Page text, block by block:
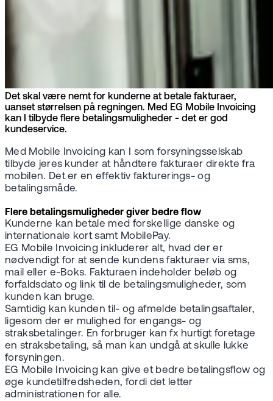
Det skal være nemt for kunderne at betale fakturaer,
uanset størrelsen på regningen. Med EG Mobile Invoicing
kan I tilbyde flere betalingsmuligheder - det er god
kundeservice.
Med Mobile Invoicing kan I som forsyningsselskab
tilbyde jeres kunder at håndtere fakturaer direkte fra
mobilen. Det er en effektiv fakturerings- og
betalingsmåde.
Flere betalingsmuligheder giver bedre flow
Kunderne kan betale med forskellige danske og
internationale kort samt MobilePay.
EG Mobile Invoicing inkluderer alt, hvad der er
nødvendigt for at sende kundens fakturaer via sms,
mail eller e-Boks. Fakturaen indeholder beløb og
forfaldsdato og link til de betalingsmuligheder, som
kunden kan bruge.
Samtidig kan kunden til- og afmelde betalingsaftaler,
ligesom der er mulighed for engangs- og
straksbetalinger. En forbruger kan fx hurtigt foretage
en straksbetaling, så man kan undgå at skulle lukke
forsyningen.
EG Mobile Invoicing kan give et bedre betalingsflow og
øge kundetilfredsheden, fordi det letter
administrationen for alle.